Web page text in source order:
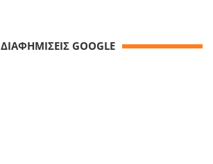
ΔΙΑΦΗΜΙΣΕΙΣ GOOGLE